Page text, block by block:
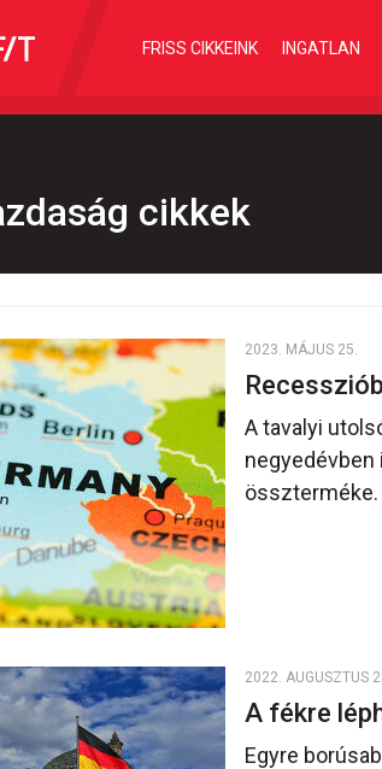
FRISS CIKKEINK INGATLAN
cikkek
2023. MÁJUS 25.
A tavalyi
összterméke.
2022. AUGUSZTUS
A fékre
Egyre